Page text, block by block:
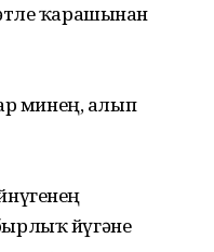
ҡарашынан
минең, алып
йүгәне